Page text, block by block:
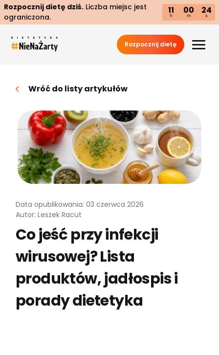
Rozpocznij dietę dziś. Liczba miejsc jest
ograniczona.
11
h
00
m
22
s
Rozpocznij dietę
Wróć do listy artykułów
Data opublikowania: 03 czerwca 2026
Autor: Leszek Racut
Co jeść przy infekcji
wirusowej? Lista
produktów, jadłospis i
porady dietetyka